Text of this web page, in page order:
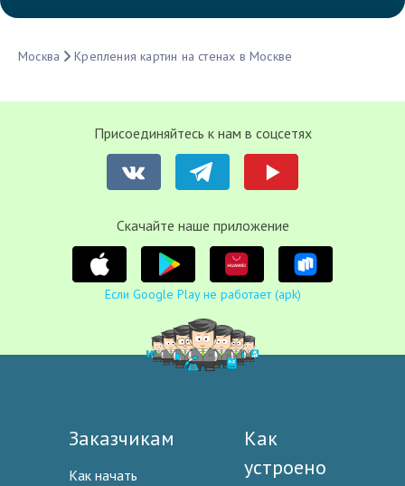
Москва Крепления картин на стенах в Москве
Присоединяйтесь к нам в соцсетях
Cкачайте наше приложение
Если Google Play не работает (apk)
Заказчикам
Как начать
Как
устроено